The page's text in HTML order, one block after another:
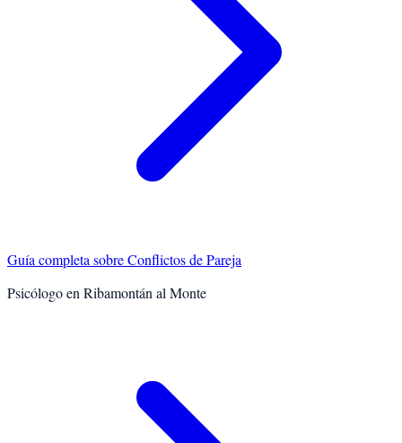
Guía completa sobreConflictos de Pareja
Psicólogo en Ribamontán al Monte